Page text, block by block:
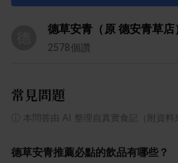
德草安青（原 德安青草店
2578個讚
常見問題
本問答由 AI 整理自真實食記（附資料
德草安青推薦必點的飲品有哪些？